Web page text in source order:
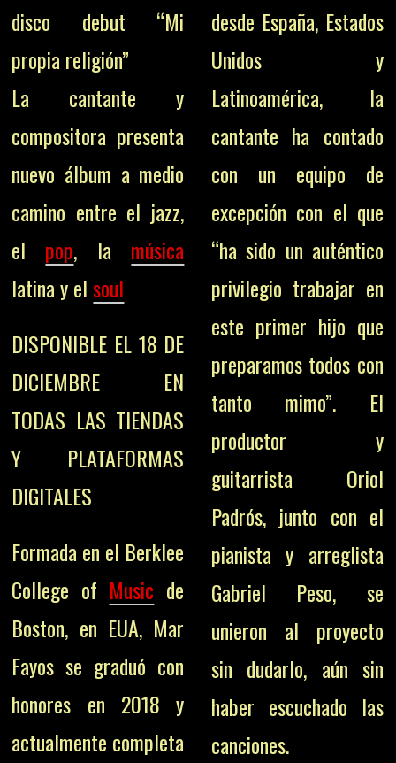
disco debut “Mi
propia religión”
La cantante y
compositora presenta
nuevo álbum a medio
camino entre el jazz,
el pop, la música
latina y elsoul
DISPONIBLE EL 18 DE
DICIEMBRE EN
TODAS LAS TIENDAS
Y PLATAFORMAS
DIGITALES
Formada en el Berklee
College of Music de
Boston, en EUA, Mar
Fayos se graduó con
honores en 2018 y
actualmente completa
desde España, Estados
Unidos y
Latinoamérica, la
cantante ha contado
con un equipo de
excepción con el que
“ha sido un auténtico
privilegio trabajar en
este primer hijo que
preparamos todos con
tanto mimo”. El
productor y
guitarrista Oriol
Padrós, junto con el
pianista y arreglista
Gabriel Peso, se
unieron al proyecto
sin dudarlo, aún sin
haber escuchado las
canciones.